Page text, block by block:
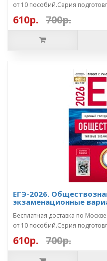
от 10 пособий.Серия
610р. 700р.
ЕГЭ-2026.
экзаменационные
Бесплатная доставка по
от 10 пособий.Серия
610р. 700р.